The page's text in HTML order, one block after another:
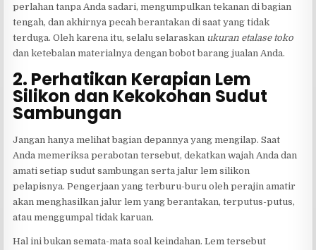
perlahan tanpa Anda sadari, mengumpulkan tekanan di bagian
tengah, dan akhirnya pecah berantakan di saat yang tidak
terduga. Oleh karena itu, selalu selaraskan ukuran etalase toko
dan ketebalan materialnya dengan bobot barang jualan Anda.
2. Perhatikan Kerapian Lem
Silikon dan Kekokohan Sudut
Sambungan
Jangan hanya melihat bagian depannya yang mengilap. Saat
Anda memeriksa perabotan tersebut, dekatkan wajah Anda dan
amati setiap sudut sambungan serta jalur lem silikon
pelapisnya. Pengerjaan yang terburu-buru oleh perajin amatir
akan menghasilkan jalur lem yang berantakan, terputus-putus,
atau menggumpal tidak karuan.
Hal ini bukan semata-mata soal keindahan. Lem tersebut